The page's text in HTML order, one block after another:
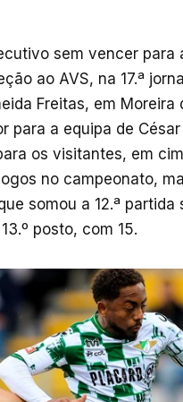
sem vencer para
ao AVS, na 17.ª
Freitas, em Moreira
para a equipa de
os visitantes, em
no campeonato,
somou a 12.ª
posto, com 15.